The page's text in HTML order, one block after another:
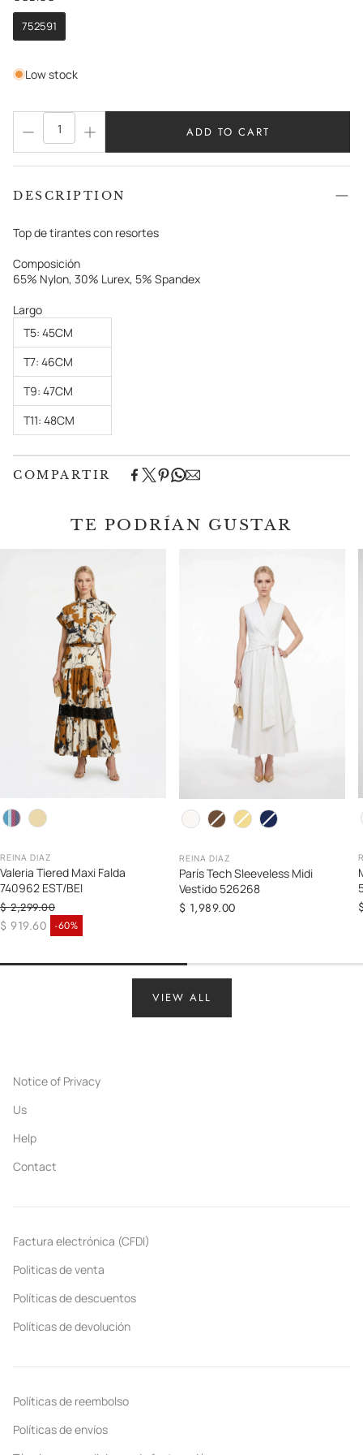
752591
Low stock
ADD TO CART
DESCRIPTION
Top de tirantes con resortes
Composición
65% Nylon, 30% Lurex, 5% Spandex
Largo
T5: 45CM
T7: 46CM
T9: 47CM
T11: 48CM
COMPARTIR
TE PODRÍAN GUSTAR
Color
REINA DIAZ
Valeria Tiered Maxi Falda
740962 EST/BEI
$ 919.60 -60%
Sale price
Regular price
$ 2,299.00
Color
REINA DIAZ
París Tech Sleeveless Midi
Vestido 526268
Regular
$ 1,989.00
VIEW ALL
Notice of Privacy
Us
Help
Contact
Factura electrónica (CFDI)
Politicas de venta
Políticas de descuentos
Políticas de devolución
Políticas de reembolso
Políticas de envíos